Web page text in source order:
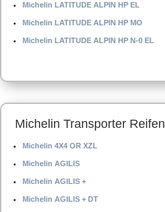
Michelin LATITUDE ALPIN HP EL
Michelin LATITUDE ALPIN HP MO
Michelin LATITUDE ALPIN HP N-0 EL
Michelin Transporter Reifen
Michelin 4X4 OR XZL
Michelin AGILIS
Michelin AGILIS +
Michelin AGILIS + DT